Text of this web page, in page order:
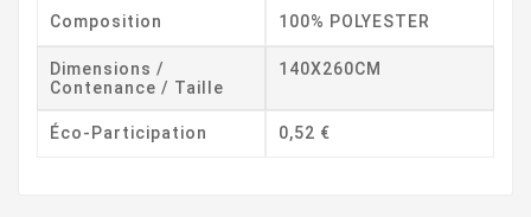
Composition 100% POLYESTER
Dimensions /
Contenance / Taille
140X260CM
Éco-Participation 0,52 €